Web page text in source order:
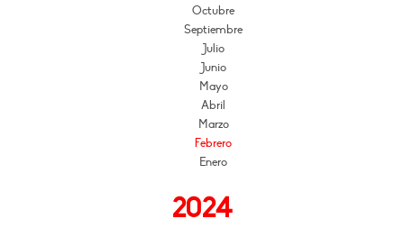
Octubre
Septiembre
Julio
Junio
Mayo
Abril
Marzo
Febrero
Enero
2024